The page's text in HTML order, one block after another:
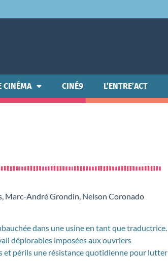
CINÉMA CINÉ9 L’ENTRE’ACT
Marc-André Grondin, Nelson Coronado
dans une usine en tant que traductrice.
déplorables imposées aux ouvriers
et périls une résistance quotidienne pour lutter